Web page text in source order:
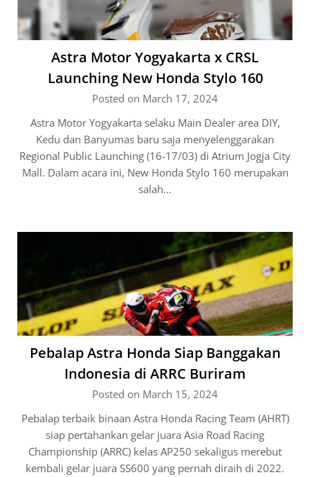
Astra Motor Yogyakarta x CRSL
Launching New Honda Stylo 160
Posted on March 17, 2024
Astra Motor Yogyakarta selaku Main Dealer area DIY,
Kedu dan Banyumas baru saja menyelenggarakan
Regional Public Launching (16-17/03) di Atrium Jogja City
Mall. Dalam acara ini, New Honda Stylo 160 merupakan
salah…
Pebalap Astra Honda Siap Banggakan
Indonesia di ARRC Buriram
Posted on March 15, 2024
Pebalap terbaik binaan Astra Honda Racing Team (AHRT)
siap pertahankan gelar juara Asia Road Racing
Championship (ARRC) kelas AP250 sekaligus merebut
kembali gelar juara SS600 yang pernah diraih di 2022.